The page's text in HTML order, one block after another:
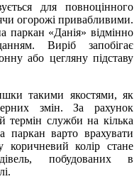
для повноцінного
огорожі привабливими.
паркан «Данія» відмінно
Виріб запобігає
або цегляну підставу
такими якостями, як
змін. За рахунок
термін служби на кілька
паркан варто врахувати
колір стане
побудованих в